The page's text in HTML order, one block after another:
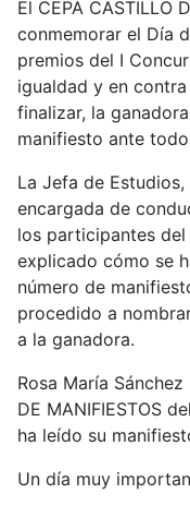
El CEPA CASTILLO
conmemorar el Día
premios del I
igualdad y en
finalizar, la
manifiesto ante
La Jefa de
encargada de
los participantes
explicado cómo se
número de
procedido a
a la ganadora.
Rosa María
DE MANIFIESTOS
ha leído su
Un día muy